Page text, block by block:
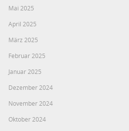
Mai 2025
April 2025
März 2025
Februar 2025
Januar 2025
Dezember 2024
November 2024
Oktober 2024